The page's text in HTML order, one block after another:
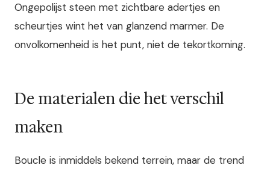
Ongepolijst steen met zichtbare adertjes en
scheurtjes wint het van glanzend marmer. De
onvolkomenheid is het punt, niet de tekortkoming.
De materialen die het verschil
maken
Boucle is inmiddels bekend terrein, maar de trend